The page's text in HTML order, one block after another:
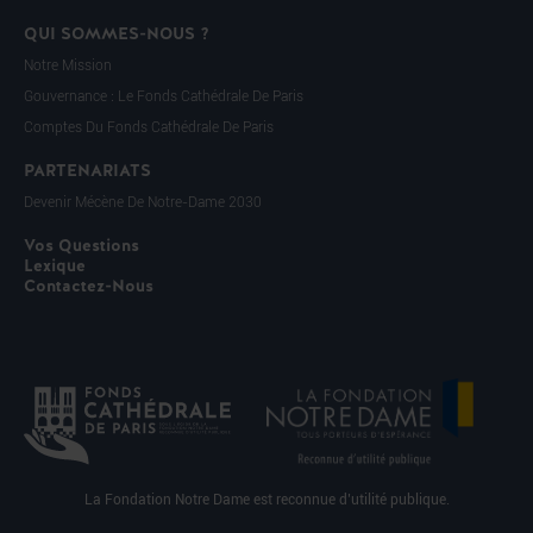
QUI SOMMES-NOUS ?
Notre Mission
Gouvernance : Le Fonds Cathédrale De Paris
Comptes Du Fonds Cathédrale De Paris
PARTENARIATS
Devenir Mécène De Notre-Dame 2030
Vos Questions
Lexique
Contactez-Nous
La Fondation Notre Dame est reconnue d’utilité publique.